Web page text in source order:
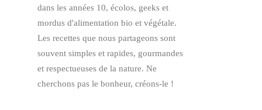
dans les années 10, écolos, geeks et
mordus d'alimentation bio et végétale.
Les recettes que nous partageons sont
souvent simples et rapides, gourmandes
et respectueuses de la nature. Ne
cherchons pas le bonheur, créons-le !